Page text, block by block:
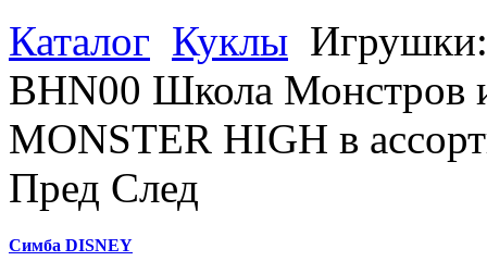
Каталог Куклы
BHN00 Школа Монстров
MONSTER HIGH в
Пред След
Симба DISNEY